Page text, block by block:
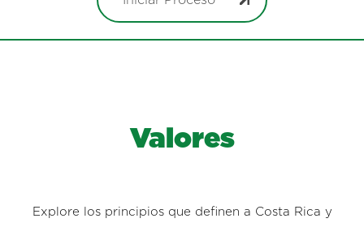
Valores
Explore los principios que definen a Costa Rica y